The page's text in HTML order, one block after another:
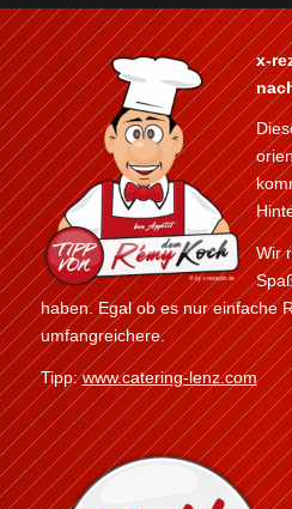
x-
Wir
haben. Egal ob es nur einfache
umfangreichere.
Tipp:www.catering-lenz.com